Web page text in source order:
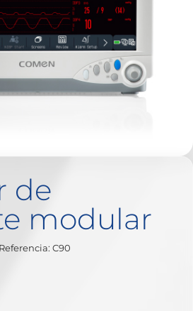
de
modular
Referencia: C90